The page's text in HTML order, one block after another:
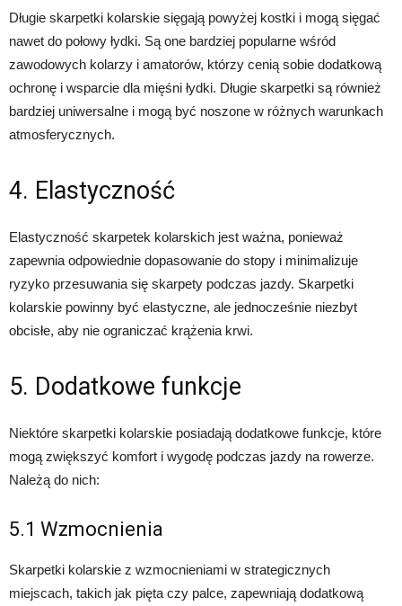
Długie skarpetki kolarskie sięgają powyżej kostki i mogą sięgać
nawet do połowy łydki. Są one bardziej popularne wśród
zawodowych kolarzy i amatorów, którzy cenią sobie dodatkową
ochronę i wsparcie dla mięśni łydki. Długie skarpetki są również
bardziej uniwersalne i mogą być noszone w różnych warunkach
atmosferycznych.
4. Elastyczność
Elastyczność skarpetek kolarskich jest ważna, ponieważ
zapewnia odpowiednie dopasowanie do stopy i minimalizuje
ryzyko przesuwania się skarpety podczas jazdy. Skarpetki
kolarskie powinny być elastyczne, ale jednocześnie niezbyt
obcisłe, aby nie ograniczać krążenia krwi.
5. Dodatkowe funkcje
Niektóre skarpetki kolarskie posiadają dodatkowe funkcje, które
mogą zwiększyć komfort i wygodę podczas jazdy na rowerze.
Należą do nich:
5.1 Wzmocnienia
Skarpetki kolarskie z wzmocnieniami w strategicznych
miejscach, takich jak pięta czy palce, zapewniają dodatkową